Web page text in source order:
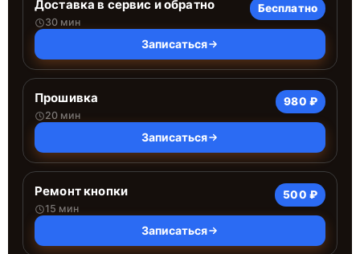
Доставка в сервис и обратно
30 мин
Бесплатно
Записаться
Прошивка
20 мин
980 ₽
Записаться
Ремонт кнопки
15 мин
500 ₽
Записаться